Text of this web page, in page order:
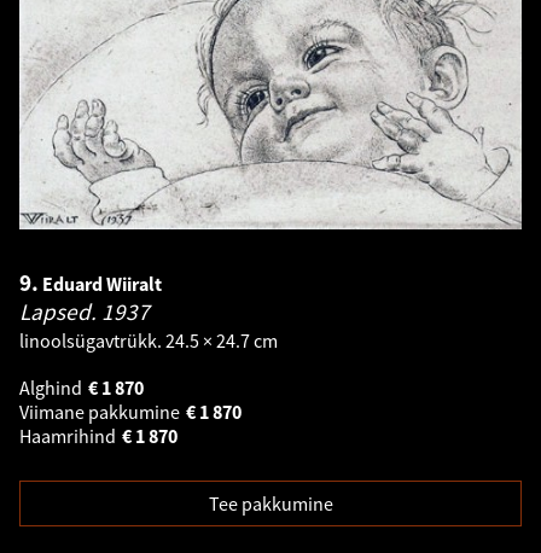
9. Eduard Wiiralt
Lapsed. 1937
linoolsügavtrükk. 24.5 × 24.7 cm
Alghind
1 870
€
Viimane pakkumine
1 870
€
Haamrihind
1 870
€
Tee pakkumine